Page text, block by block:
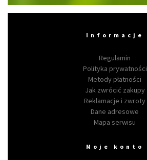
Informacje
Regulamin
Polityka prywatności
Metody płatności
Jak zwrócić zakupy
Reklamacje i zwroty
Dane adresowe
Mapa serwisu
Moje konto